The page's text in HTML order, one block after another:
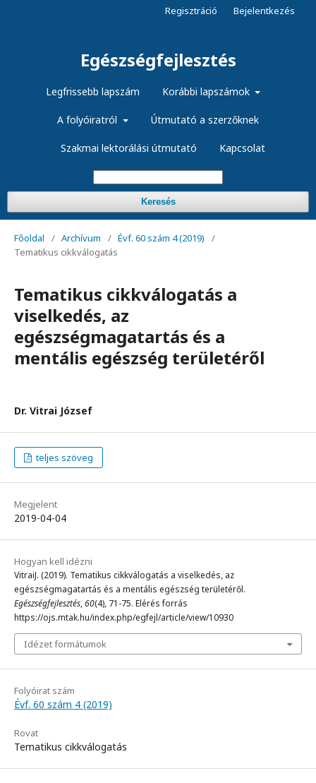
Egészségfejlesztés
Legfrissebb lapszám Korábbi lapszámok
A folyóiratról Útmutató a szerzőknek
Szakmai lektorálási útmutató Kapcsolat
Keresés
Regisztráció Bejelentkezés
Főoldal / Archívum / Évf. 60 szám 4 (2019)
/
Tematikus cikkválogatás
Tematikus cikkválogatás a
viselkedés, az
egészségmagatartás és a
mentális egészség területéről
Dr. Vitrai József
teljes szöveg
Megjelent
2019-04-04
Hogyan kell idézni
VitraiJ. (2019). Tematikus cikkválogatás a viselkedés, az
egészségmagatartás és a mentális egészség területéről.
Egészségfejlesztés,60(4), 71-75. Elérés forrás
https://ojs.mtak.hu/index.php/egfejl/article/view/10930
Idézet formátumok
Folyóirat szám
Évf. 60 szám 4 (2019)
Rovat
Tematikus cikkválogatás